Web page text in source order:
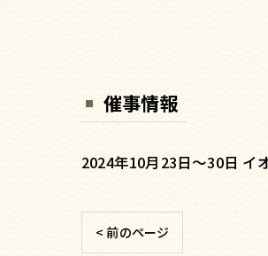
催事情報
2024年10月23日〜30日 イ
< 前のページ